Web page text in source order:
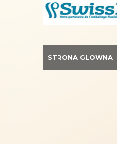
STRONA GLOWNA